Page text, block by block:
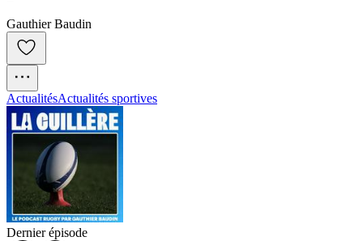
Gauthier Baudin
ActualitésActualités sportives
Dernier épisode